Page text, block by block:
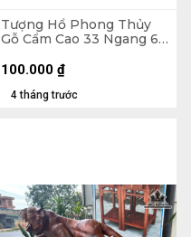
Tượng Hổ Phong Thủy
Gỗ Cẩm Cao 33 Ngang 65
4 tháng trước
100.000 ₫